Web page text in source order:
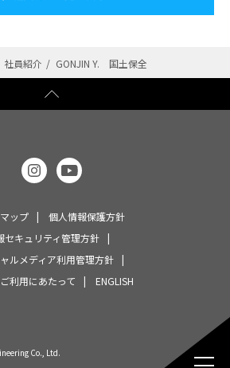
社員紹介 GONJIN Y. 国土保全
ップ
個人情報保護方針
セキュリティ管理方針
ルメディア利用管理方針
利用にあたって
ENGLISH
Co., Ltd.